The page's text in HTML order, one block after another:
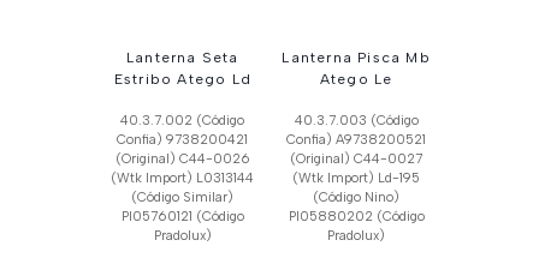
Lanterna Seta
Estribo Atego Ld
40.3.7.002 (Código
Confia) 9738200421
(Original) C44-0026
(Wtk Import) L0313144
(Código Similar)
Pl05760121 (Código
Pradolux)
Lanterna Pisca Mb
Atego Le
40.3.7.003 (Código
Confia) A9738200521
(Original) C44-0027
(Wtk Import) Ld-195
(Código Nino)
Pl05880202 (Código
Pradolux)